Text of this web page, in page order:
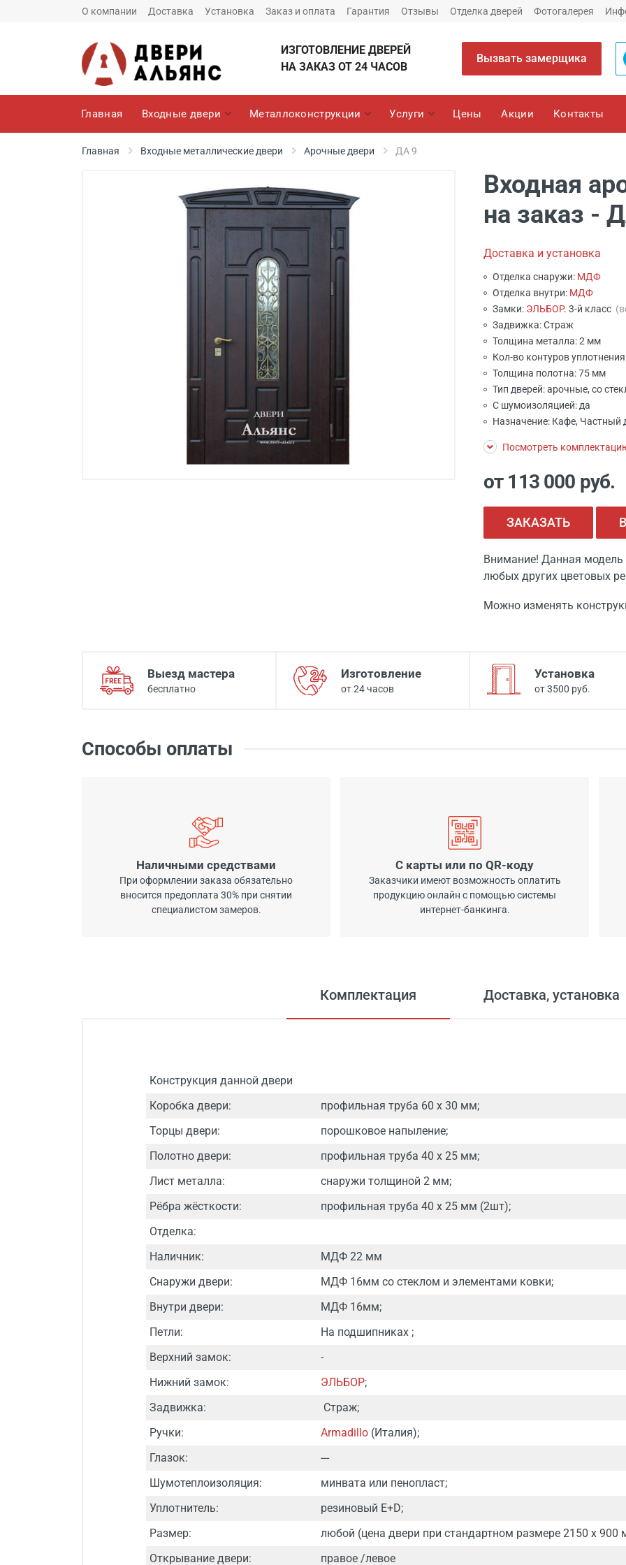
О компании Доставка Установка Заказ и оплата Гарантия Отзывы Отделка дверей Фотогалерея
ИЗГОТОВЛЕНИЕ ДВЕРЕЙ
НА ЗАКАЗ ОТ 24 ЧАСОВ
Вызвать замерщика
Главная Входные двери Металлоконструкции Услуги Цены Акции Контакты
Главная Входные металлические двери Арочные двери ДА 9
Входная
на заказ -
Доставка и установка
Отделка снаружи: МДФ
Отделка внутри: МДФ
Замки: ЭЛЬБОР. 3-й класс
Задвижка: Страж
Толщина металла: 2 мм
Кол-во контуров
Толщина полотна: 75 мм
Тип дверей: арочные, со
С шумоизоляцией: да
Назначение: Кафе, Частный
Посмотреть
от 113 000 руб.
ЗАКАЗАТЬ
Внимание! Данная модель
любых других цветовых
Можно изменять
Выезд мастера
бесплатно
Изготовление
от 24 часов
Установка
от 3500 руб.
Способы оплаты
Наличными средствами
При оформлении заказа обязательно
вносится предоплата 30% при снятии
специалистом замеров.
С карты или по QR-коду
Заказчики имеют возможность оплатить
продукцию онлайн с помощью системы
интернет-банкинга.
Комплектация Доставка, установка
Конструкция данной двери
Коробка двери:
профильная труба 60 х 30 мм;
Торцы двери:
порошковое напыление;
Полотно двери:
профильная труба 40 х 25 мм;
Лист металла:
снаружи толщиной 2 мм;
Рёбра жёсткости:
профильная труба 40 х 25 мм (2шт);
Отделка:
Наличник:
МДФ 22 мм
Снаружи двери:
МДФ 16мм со стеклом и элементами ковки;
Внутри двери:
МДФ 16мм;
Петли:
На подшипниках ;
Верхний замок:
-
Нижний замок:
ЭЛЬБОР;
Задвижка:
Страж;
Ручки:
Armadillo (Италия);
Глазок:
---
Шумотеплоизоляция:
минвата или пенопласт;
Уплотнитель:
резиновый E+D;
Размер:
любой (цена двери при стандартном размере 2150 х 900
Открывание двери:
правое /левое